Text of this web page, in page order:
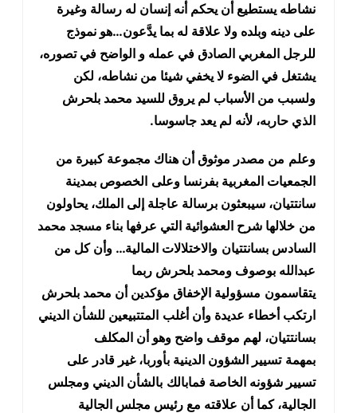
نشاطه يستطيع أن يحكم أنه إنسان له رسالة وغيرة
على دينه وبلده ولا علاقة له بما يدَّعون…هو نموذج
للرجل المغربي الصادق في عمله و الواضح في تصوره،
يشتغل في الضوء لا يخفي شيئا من نشاطه، لكن
ولسبب من الأسباب لم يروق للسيد محمد بلحرش
الذي حاربه، لأنه لم يعد جاسوسا.
وعلم من مصدر موثوق أن هناك مجموعة كبيرة من
الجمعيات المغربية بفرنسا وعلى الخصوص بمدينة
سانتتيان، سيبعثون برسالة عاجلة إلى الملك، يحاولون
من خلالها شرح العشوائية التي عرفها بناء مسجد محمد
السادس بسانتتيان والاختلالات المالية… وأن كل من
عبدالله بوصوف ومحمد بلحرش ربما
يتقاسمون مسؤولية الإخفاق مؤكدين أن محمد بلحرش
ارتكب أخطاء عديدة وأن أغلب المتتبيعين للشأن الديني
بسانتتيان، لهم موقف واضح وهو أن المكلف
بمهمة تسيير الشؤون الدينية بأوربا، غير قادر على
تسيير شؤونه الخاصة فمابالك بالشأن الديني ومجلس
الجالية، كما أن علاقته مع رئيس مجلس الجالية